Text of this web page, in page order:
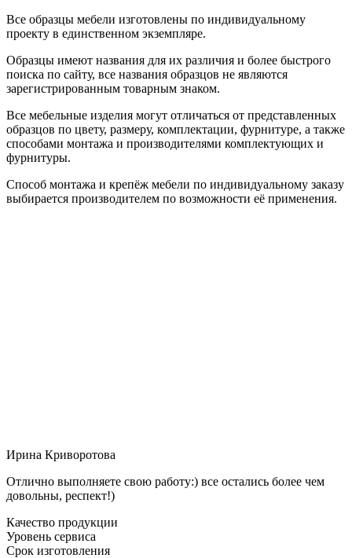
Все образцы мебели изготовлены по индивидуальному
проекту в единственном экземпляре.
Образцы имеют названия для их различия и более быстрого
поиска по сайту, все названия образцов не являются
зарегистрированным товарным знаком.
Все мебельные изделия могут отличаться от представленных
образцов по цвету, размеру, комплектации, фурнитуре, а также
способами монтажа и производителями комплектующих и
фурнитуры.
Способ монтажа и крепёж мебели по индивидуальному заказу
выбирается производителем по возможности её применения.
Ирина Криворотова
Отлично выполняете свою работу:) все остались более чем
довольны, респект!)
Качество продукции
Уровень сервиса
Срок изготовления